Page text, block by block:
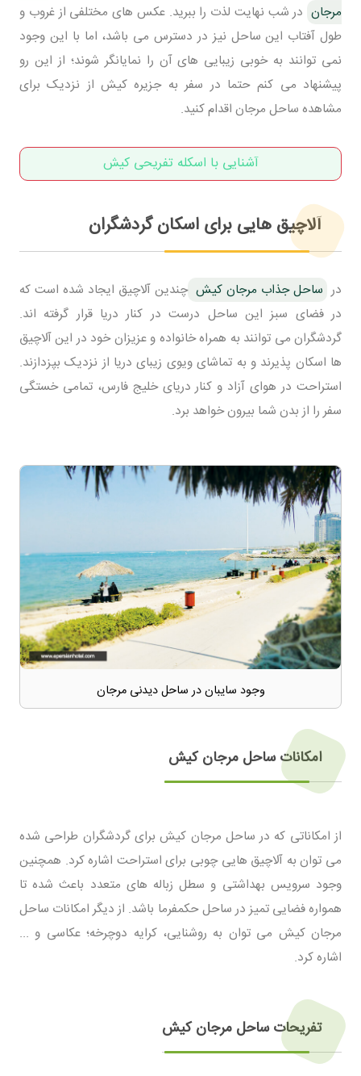
مرجان در شب نهایت لذت را ببرید. عکس های مختلفی از غروب و
طول آفتاب این ساحل نیز در دسترس می باشد، اما با این وجود
نمی توانند به خوبی زیبایی های آن را نمایانگر شوند؛ از این رو
پیشنهاد می کنم حتما در سفر به جزیره کیش از نزدیک برای
مشاهده ساحل مرجان اقدام کنید.
آشنایی با اسکله تفریحی کیش
آلاچیق هایی برای اسکان گردشگران
در ساحل جذاب مرجان کیش چندین آلاچیق ایجاد شده است که
در فضای سبز این ساحل درست در کنار دریا قرار گرفته اند.
گردشگران می توانند به همراه خانواده و عزیزان خود در این آلاچیق
ها اسکان پذیرند و به تماشای ویوی زیبای دریا از نزدیک بپزدازند.
استراحت در هوای آزاد و کنار دریای خلیج فارس، تمامی خستگی
سفر را از بدن شما بیرون خواهد برد.
وجود سایبان در ساحل دیدنی مرجان
امکانات ساحل مرجان کیش
از امکاناتی که در ساحل مرجان کیش برای گردشگران طراحی شده
می توان به آلاچیق هایی چوبی برای استراحت اشاره کرد. همچنین
وجود سرویس بهداشتی و سطل زباله های متعدد باعث شده تا
همواره فضایی تمیز در ساحل حکمفرما باشد. از دیگر امکانات ساحل
مرجان کیش می توان به روشنایی، کرایه دوچرخه؛ عکاسی و ...
اشاره کرد.
تفریحات ساحل مرجان کیش